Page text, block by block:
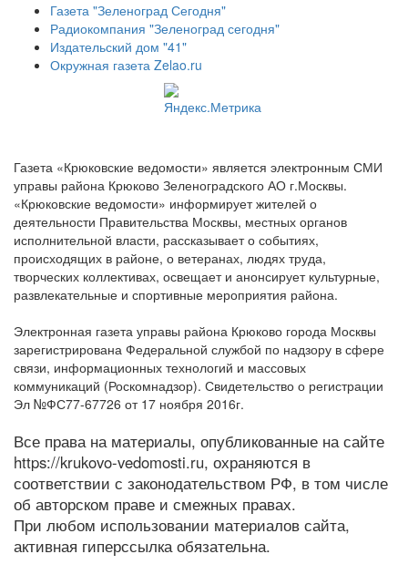
Газета "Зеленоград Сегодня"
Радиокомпания "Зеленоград сегодня"
Издательский дом "41"
Окружная газета Zelao.ru
Газета «Крюковские ведомости» является электронным СМИ
управы района Крюково Зеленоградского АО г.Москвы.
«Крюковские ведомости» информирует жителей о
деятельности Правительства Москвы, местных органов
исполнительной власти, рассказывает о событиях,
происходящих в районе, о ветеранах, людях труда,
творческих коллективах, освещает и анонсирует культурные,
развлекательные и спортивные мероприятия района.
Электронная газета управы района Крюково города Москвы
зарегистрирована Федеральной службой по надзору в сфере
связи, информационных технологий и массовых
коммуникаций (Роскомнадзор). Свидетельство о регистрации
Эл №ФС77-67726 от 17 ноября 2016г.
Все права на материалы, опубликованные на сайте
https://krukovo-vedomosti.ru, охраняются в
соответствии с законодательством РФ, в том числе
об авторском праве и смежных правах.
При любом использовании материалов сайта,
активная гиперссылка обязательна.